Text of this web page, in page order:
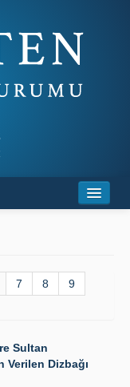
7 8
9
Sultan
Verilen Dizbağı